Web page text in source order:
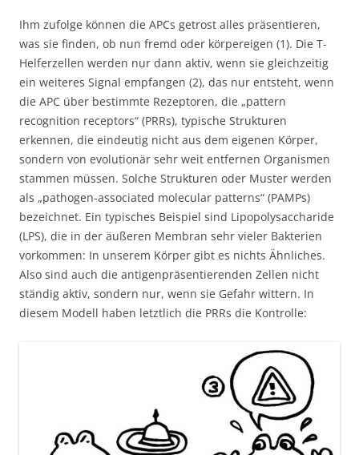
Ihm zufolge können die APCs getrost alles präsentieren,
was sie finden, ob nun fremd oder körpereigen (1). Die T-
Helferzellen werden nur dann aktiv, wenn sie gleichzeitig
ein weiteres Signal empfangen (2), das nur entsteht, wenn
die APC über bestimmte Rezeptoren, die „pattern
recognition receptors“ (PRRs), typische Strukturen
erkennen, die eindeutig nicht aus dem eigenen Körper,
sondern von evolutionär sehr weit entfernen Organismen
stammen müssen. Solche Strukturen oder Muster werden
als „pathogen-associated molecular patterns“ (PAMPs)
bezeichnet. Ein typisches Beispiel sind Lipopolysaccharide
(LPS), die in der äußeren Membran sehr vieler Bakterien
vorkommen: In unserem Körper gibt es nichts Ähnliches.
Also sind auch die antigenpräsentierenden Zellen nicht
ständig aktiv, sondern nur, wenn sie Gefahr wittern. In
diesem Modell haben letztlich die PRRs die Kontrolle: